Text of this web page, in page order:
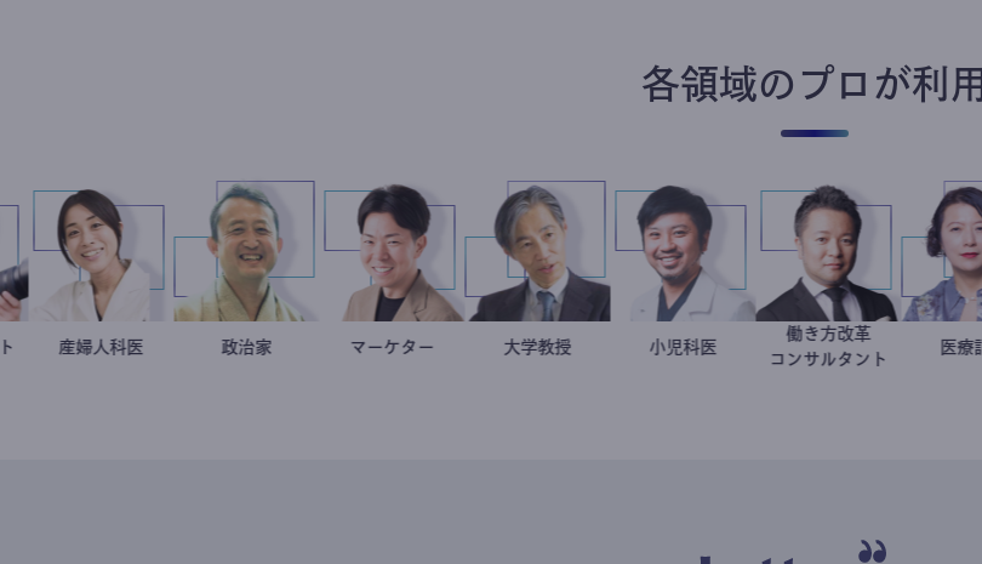
各領域のプロが利用
葉玲
ナリスト 稲葉可奈子
産婦人科医 室谷良平
マーケター 加藤忠史
大学教授 今西洋介
小児科医
働き方改革
コンサルタント